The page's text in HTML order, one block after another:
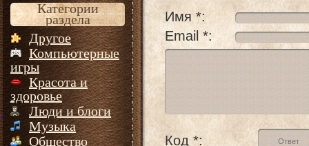
Категории
раздела
Другое
Компьютерные
игры
Красота и
здоровье
Люди и блоги
Музыка
Общество
Имя *:
Email *:
Код *: